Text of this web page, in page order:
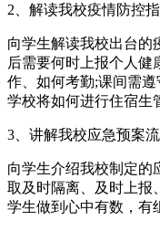
2、解读我校疫情防控
向学生解读我校出台的
后需要何时上报个人健
作、如何考勤;课间需
学校将如何进行住宿生
3、讲解我校应急预案
向学生介绍我校制定的
取及时隔离、及时上报
学生做到心中有数，有